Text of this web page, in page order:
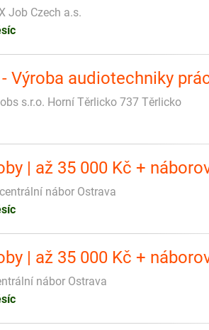
Job Czech a.s.
Výroba audiotechniky
s.r.o. Horní Těrlicko 737 Těrlicko
| až 35 000 Kč +
nábor Ostrava
| až 35 000 Kč +
nábor Ostrava